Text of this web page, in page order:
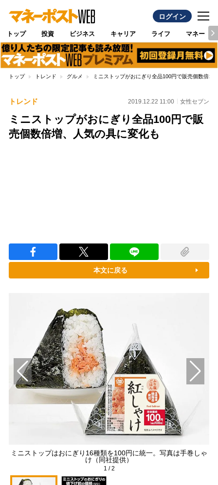
ログイン
トップ 投資 ビジネス キャリア ライフ マネー
トップ トレンド グルメ ミニストップがおにぎり全品100円で販売個数倍増
トレンド 2019.12.22 11:00 女性セブン
ミニストップがおにぎり全品100円で販
売個数倍増、人気の具に変化も
本文に戻る
ミニストップはおにぎり16種類を100円に統一。写真は手巻しゃ
け（同社提供）
1 /2